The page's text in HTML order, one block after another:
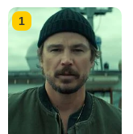
1